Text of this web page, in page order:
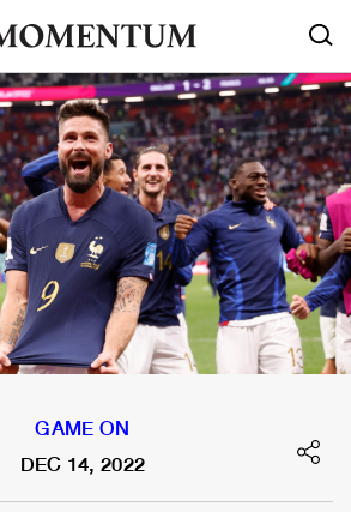
GAME ON
DEC 14, 2022